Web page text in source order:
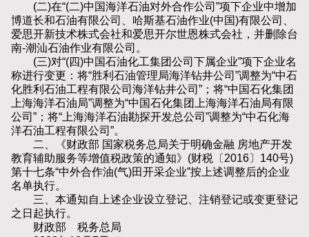
(二)在“(二)中国海洋石油对外合作公司”项下企业中增加
博道长和石油有限公司、哈斯基石油作业(中国)有限公司、
爱思开新技术株式会社和爱思开尔世恩株式会社，并删除台
南-潮汕石油作业有限公司。
(三)对“(四)中国石油化工集团公司下属企业”项下企业名
称进行变更：将“胜利石油管理局海洋钻井公司”调整为“中石
化胜利石油工程有限公司海洋钻井公司”；将“中国石化集团
上海海洋石油局”调整为“中国石化集团上海海洋石油局有限
公司”；将“上海海洋石油勘探开发总公司”调整为“中石化海
洋石油工程有限公司”。
二、《财政部 国家税务总局关于明确金融 房地产开发
教育辅助服务等增值税政策的通知》(财税〔2016〕140号)
第十七条“中外合作油(气)田开采企业”按上述调整后的企业
名单执行。
三、本通知自上述企业设立登记、注销登记或变更登记
之日起执行。
财政部 税务总局